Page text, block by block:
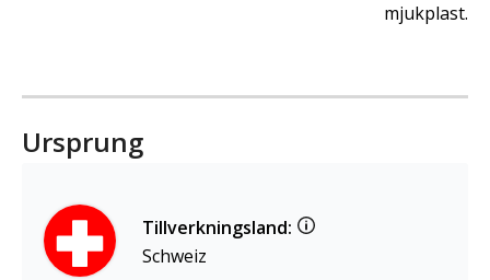
mjukplast.
Ursprung
Tillverkningsland:
Schweiz